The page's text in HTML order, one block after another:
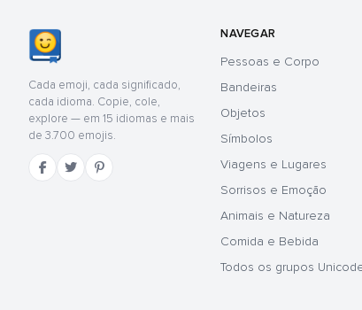
Cada emoji, cada significado,
cada idioma. Copie, cole,
explore — em 15 idiomas e mais
de 3.700 emojis.
NAVEGAR
Pessoas e Corpo
Bandeiras
Objetos
Símbolos
Viagens e Lugares
Sorrisos e Emoção
Animais e Natureza
Comida e Bebida
Todos os grupos